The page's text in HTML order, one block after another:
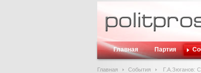
Главная Партия
Главная События Г.А.Зюганов: